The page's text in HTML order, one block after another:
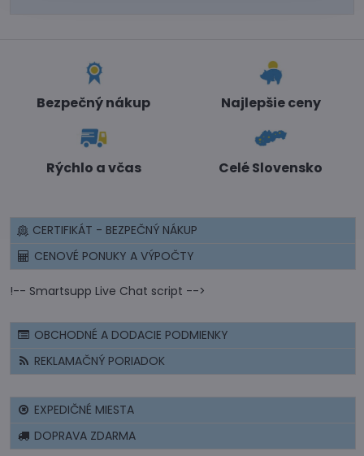
Bezpečný nákup Najlepšie ceny
Rýchlo a včas Celé Slovensko
CERTIFIKÁT - BEZPEČNÝ NÁKUP
CENOVÉ PONUKY A VÝPOČTY
!-- Smartsupp Live Chat script -->
OBCHODNÉ A DODACIE PODMIENKY
REKLAMAČNÝ PORIADOK
EXPEDIČNÉ MIESTA
DOPRAVA ZDARMA